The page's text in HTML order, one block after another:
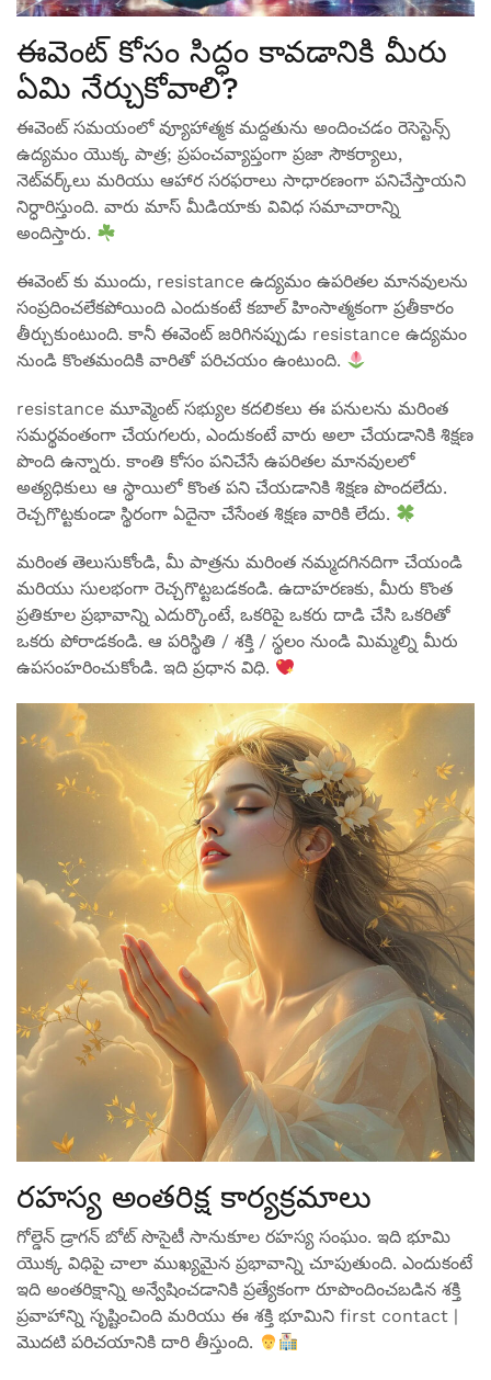
ఈవెంట్ కోసం సిద్ధం కావడానికి మీరు
ఏమి నేర్చుకోవాలి?
ఈవెంట్ సమయంలో వ్యూహాత్మక మద్దతును అందించడం రెసెస్టెన్స్
ఉద్యమం యొక్క పాత్ర; ప్రపంచవ్యాప్తంగా ప్రజా సౌకర్యాలు,
నెట్‌వర్క్‌లు మరియు ఆహార సరఫరాలు సాధారణంగా పనిచేస్తాయని
నిర్ధారిస్తుంది. వారు మాస్ మీడియాకు వివిధ సమాచారాన్ని
అందిస్తారు.
ఈవెంట్ కు ముందు, resistance ఉద్యమం ఉపరితల మానవులను
సంప్రదించలేకపోయింది ఎందుకంటే కబాల్ హింసాత్మకంగా ప్రతీకారం
తీర్చుకుంటుంది. కానీ ఈవెంట్ జరిగినప్పుడు resistance ఉద్యమం
నుండి కొంతమందికి వారితో పరిచయం ఉంటుంది.
resistance మూవ్మెంట్ సభ్యుల కదలికలు ఈ పనులను మరింత
సమర్థవంతంగా చేయగలరు, ఎందుకంటే వారు అలా చేయడానికి శిక్షణ
పొంది ఉన్నారు. కాంతి కోసం పనిచేసే ఉపరితల మానవులలో
అత్యధికులు ఆ స్థాయిలో కొంత పని చేయడానికి శిక్షణ పొందలేదు.
రెచ్చగొట్టకుండా స్థిరంగా ఏదైనా చేసేంత శిక్షణ వారికి లేదు.
మరింత తెలుసుకోండి, మీ పాత్రను మరింత నమ్మదగినదిగా చేయండి
మరియు సులభంగా రెచ్చగొట్టబడకండి. ఉదాహరణకు, మీరు కొంత
ప్రతికూల ప్రభావాన్ని ఎదుర్కొంటే, ఒకరిపై ఒకరు దాడి చేసి ఒకరితో
ఒకరు పోరాడకండి. ఆ పరిస్థితి / శక్తి / స్థలం నుండి మిమ్మల్ని మీరు
ఉపసంహరించుకోండి. ఇది ప్రధాన విధి.
రహస్య అంతరిక్ష కార్యక్రమాలు
గోల్డెన్ డ్రాగన్ బోట్ సొసైటీ సానుకూల రహస్య సంఘం. ఇది భూమి
యొక్క విధిపై చాలా ముఖ్యమైన ప్రభావాన్ని చూపుతుంది. ఎందుకంటే
ఇది అంతరిక్షాన్ని అన్వేషించడానికి ప్రత్యేకంగా రూపొందించబడిన శక్తి
ప్రవాహాన్ని సృష్టించింది మరియు ఈ శక్తి భూమిని first contact |
మొదటి పరిచయానికి దారి తీస్తుంది.